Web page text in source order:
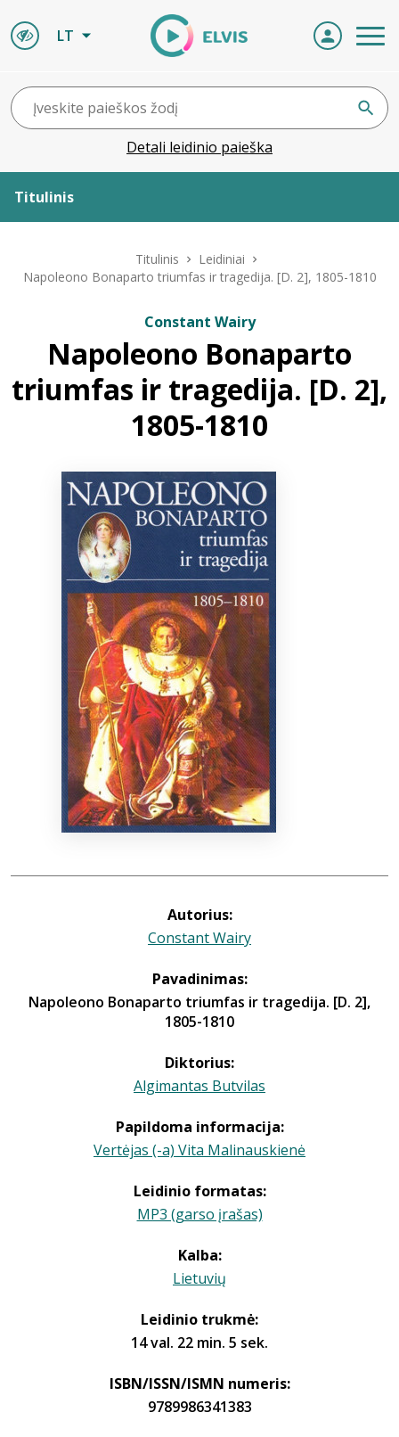
LT
Detali leidinio paieška
Titulinis
ELVIS atvyksta
Naujienos
Titulinis
Leidiniai
Napoleono Bonaparto triumfas ir tragedija. [D. 2], 1805-1810
Constant Wairy
Napoleono Bonaparto
triumfas ir tragedija. [D. 2],
1805-1810
Autorius:
Constant Wairy
Pavadinimas:
Napoleono Bonaparto triumfas ir tragedija. [D. 2],
1805-1810
Diktorius:
Algimantas Butvilas
Papildoma informacija:
Vertėjas (-a) Vita Malinauskienė
Leidinio formatas:
MP3 (garso įrašas)
Kalba:
Lietuvių
Leidinio trukmė:
14 val. 22 min. 5 sek.
ISBN/ISSN/ISMN numeris:
9789986341383